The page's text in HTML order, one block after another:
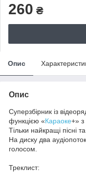
260 ₴
Опис
Опис
Суперзбірник із
функцією «Караоке+»
Тільки найкращі пісні
На диску два
голосом.
Треклист: